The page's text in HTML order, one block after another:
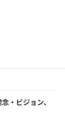
・ビジョン、